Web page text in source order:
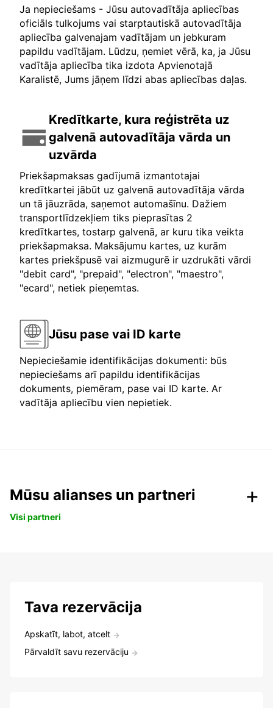
Ja nepieciešams - Jūsu autovadītāja apliecības
oficiāls tulkojums vai starptautiskā autovadītāja
apliecība galvenajam vadītājam un jebkuram
papildu vadītājam. Lūdzu, ņemiet vērā, ka, ja Jūsu
vadītāja apliecība tika izdota Apvienotajā
Karalistē, Jums jāņem līdzi abas apliecības daļas.
Kredītkarte, kura reģistrēta uz
galvenā autovadītāja vārda un
uzvārda
Priekšapmaksas gadījumā izmantotajai
kredītkartei jābūt uz galvenā autovadītāja vārda
un tā jāuzrāda, saņemot automašīnu. Dažiem
transportlīdzekļiem tiks pieprasītas 2
kredītkartes, tostarp galvenā, ar kuru tika veikta
priekšapmaksa. Maksājumu kartes, uz kurām
kartes priekšpusē vai aizmugurē ir uzdrukāti vārdi
"debit card", "prepaid", "electron", "maestro",
"ecard", netiek pieņemtas.
Jūsu pase vai ID karte
Nepieciešamie identifikācijas dokumenti: būs
nepieciešams arī papildu identifikācijas
dokuments, piemēram, pase vai ID karte. Ar
vadītāja apliecību vien nepietiek.
Mūsu alianses un partneri
Visi partneri
Tava rezervācija
Apskatīt, labot, atcelt
Pārvaldīt savu rezervāciju